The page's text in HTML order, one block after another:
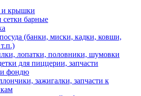
и крышки
барные
(банки, миски, кадки, ковши,
лопатки, половники, шумовки
для пиццерии, запчасти
фондю
зажигалки, запчасти к